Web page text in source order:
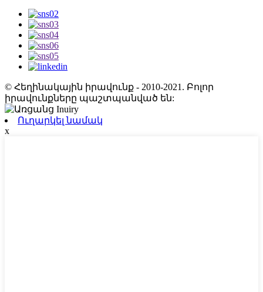
© Հեղինակային իրավունք - 2010-2021. Բոլոր
իրավունքները պաշտպանված են:
Ուղարկել նամակ
x